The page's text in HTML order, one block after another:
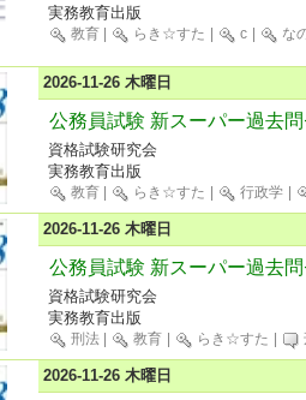
実務教育出版
教育 らき☆すた c な
2026-11-26 木曜日
公務員試験 新スーパー過去
資格試験研究会
実務教育出版
教育 らき☆すた 行政学
2026-11-26 木曜日
公務員試験 新スーパー過去
資格試験研究会
実務教育出版
刑法 教育 らき☆すた
2026-11-26 木曜日